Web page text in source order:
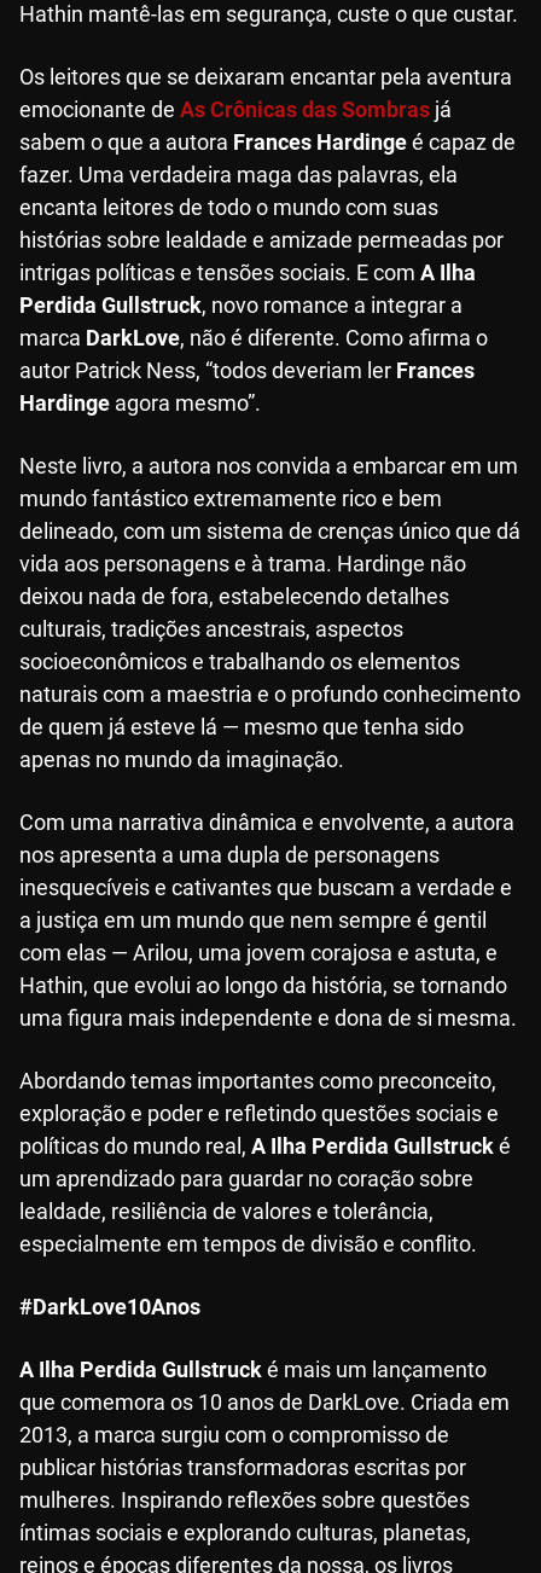
Hathin mantê-las em segurança, custe o que custar.
Os leitores que se deixaram encantar pela aventura
emocionante de As Crônicas das Sombras já
sabem o que a autora Frances Hardingeé capaz de
fazer. Uma verdadeira maga das palavras, ela
encanta leitores de todo o mundo com suas
histórias sobre lealdade e amizade permeadas por
intrigas políticas e tensões sociais. E com A Ilha
Perdida Gullstruck, novo romance a integrar a
marca DarkLove, não é diferente. Como afirma o
autor Patrick Ness, “todos deveriam ler Frances
Hardinge agora mesmo”.
Neste livro, a autora nos convida a embarcar em um
mundo fantástico extremamente rico e bem
delineado, com um sistema de crenças único que dá
vida aos personagens e à trama. Hardinge não
deixou nada de fora, estabelecendo detalhes
culturais, tradições ancestrais, aspectos
socioeconômicos e trabalhando os elementos
naturais com a maestria e o profundo conhecimento
de quem já esteve lá — mesmo que tenha sido
apenas no mundo da imaginação.
Com uma narrativa dinâmica e envolvente, a autora
nos apresenta a uma dupla de personagens
inesquecíveis e cativantes que buscam a verdade e
a justiça em um mundo que nem sempre é gentil
com elas — Arilou, uma jovem corajosa e astuta, e
Hathin, que evolui ao longo da história, se tornando
uma figura mais independente e dona de si mesma.
Abordando temas importantes como preconceito,
exploração e poder e refletindo questões sociais e
políticas do mundo real, A Ilha Perdida Gullstrucké
um aprendizado para guardar no coração sobre
lealdade, resiliência de valores e tolerância,
especialmente em tempos de divisão e conflito.
#DarkLove10Anos
A Ilha Perdida Gullstrucké mais um lançamento
que comemora os 10 anos de DarkLove. Criada em
2013, a marca surgiu com o compromisso de
publicar histórias transformadoras escritas por
mulheres. Inspirando reflexões sobre questões
íntimas sociais e explorando culturas, planetas,
reinos e épocas diferentes da nossa, os livros